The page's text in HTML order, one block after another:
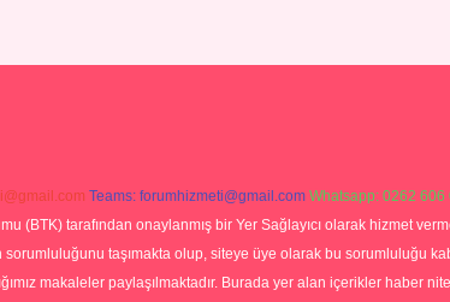
Teams: forumhizmeti@gmail.com Whatsapp: 0262 606
(BTK) tarafından onaylanmış bir Yer Sağlayıcı olarak hizmet
taşımakta olup, siteye üye olarak bu sorumluluğu
makaleler paylaşılmaktadır. Burada yer alan içerikler haber